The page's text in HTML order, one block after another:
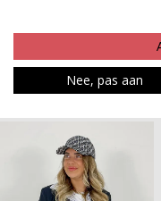
MAAK
Nee, pas aan